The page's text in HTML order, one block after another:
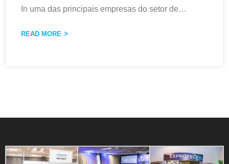
In uma das principais empresas do setor de…
READ MORE